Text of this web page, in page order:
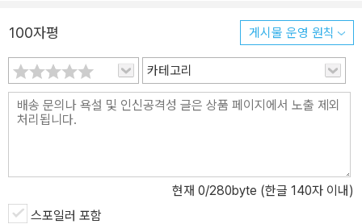
“기실 나는 지금 내가 왜 이렇게까지 된 것을 말하겠수. 물론 내가 아
저머이를 보통 부인네들과 같이 알면 이런 말도 하지 않겠수마는 아
저머이는 글을 쓴다는 말을 들었으니…… 그 글은 지금까지 어떤 글을
써왔는지 내가 모르나…….” ─ 〈유무〉 본문 중에서
100자평 게시물 운영 원칙
카테고리
현재 0/280byte (한글 140자 이내)
스포일러 포함